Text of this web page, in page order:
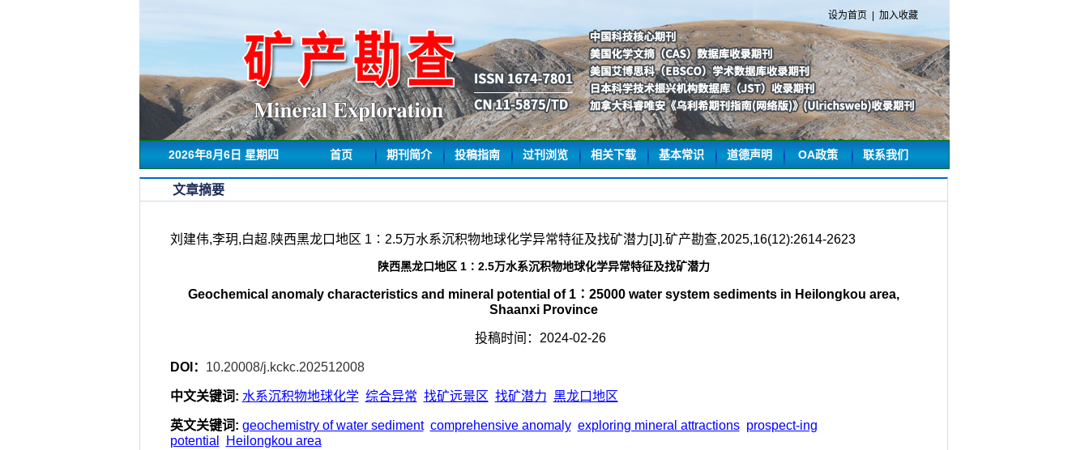
设为首页 加入收藏
2026年8月6日 星期四 首页 期刊简介 投稿指南 过刊浏览 相关下载 基本常识 道德声明 OA政策 联系我们
文章摘要
刘建伟,李玥,白超.陕西黑龙口地区 1∶2.5万水系沉积物地球化学异常特征及找矿潜力[J].矿产勘查,2025,16(12):2614-2623
陕西黑龙口地区 1∶2.5万水系沉积物地球化学异常特征及找矿潜力
Geochemical anomaly characteristics and mineral potential of 1∶25000 water system sediments in Heilongkou area,
Shaanxi Province
投稿时间：2024-02-26
DOI： 10.20008/j.kckc.202512008
中文关键词: 水系沉积物地球化学 综合异常 找矿远景区 找矿潜力 黑龙口地区
英文关键词: geochemistry of water sediment comprehensive anomaly exploring mineral attractions prospect-ing
potential
Heilongkou area